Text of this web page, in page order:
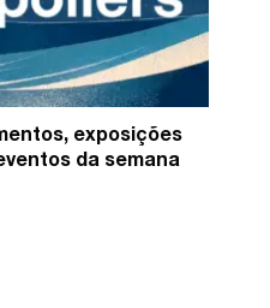
exposições
da semana